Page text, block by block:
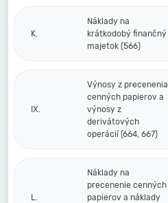
K.
Náklady na
krátkodobý finančný
majetok (566)
IX.
Výnosy z precenenia
cenných papierov a
výnosy z
derivátových
operácií (664, 667)
L.
Náklady na
precenenie cenných
papierov a náklady